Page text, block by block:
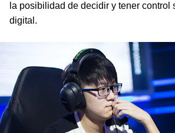
la posibilidad de decidir y tener control
digital.